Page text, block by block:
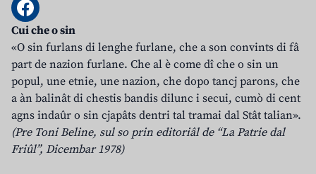
Cui che o sin
«O sin furlans di lenghe furlane, che a son convints di fâ
part de nazion furlane. Che al è come dî che o sin un
popul, une etnie, une nazion, che dopo tancj parons, che
a àn balinât di chestis bandis dilunc i secui, cumò di cent
agns indaûr o sin cjapâts dentri tal tramai dal Stât talian».
(Pre Toni Beline, sul so prin editoriâl de “La Patrie dal
Friûl”, Dicembar 1978)